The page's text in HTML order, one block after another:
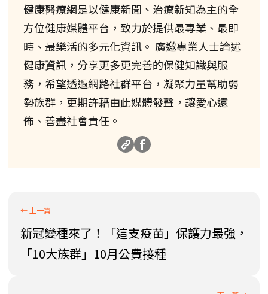
健康醫療網是以健康新聞、治療新知為主的全
方位健康媒體平台，致力於提供最專業、最即
時、最樂活的多元化資訊。 廣邀專業人士論述
健康資訊，分享更多更完善的保健知識與服
務，希望透過網路社群平台，凝聚力量幫助弱
勢族群，更期許藉由此媒體發聲，讓愛心遠
佈、善盡社會責任。
新冠變種來了！「這支疫苗」保護力最強，
「10大族群」10月公費接種